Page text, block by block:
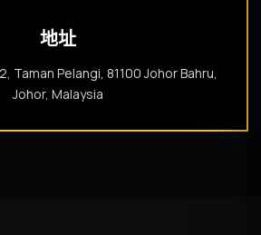
地址
Taman Pelangi, 81100 Johor Bahru,
Johor, Malaysia